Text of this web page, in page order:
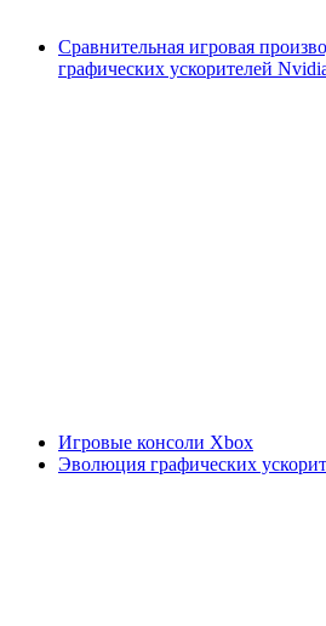
Сравнительная игровая
графических ускорителей
Игровые консоли Xbox
Эволюция графических